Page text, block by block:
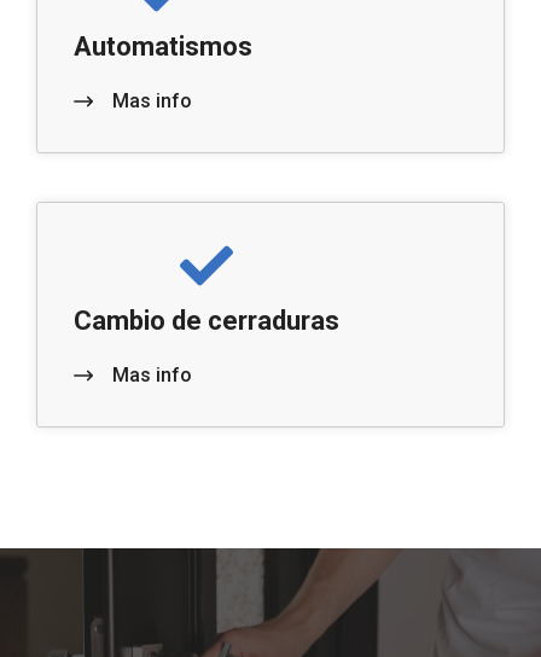
Automatismos
Mas info
Cambio de cerraduras
Mas info